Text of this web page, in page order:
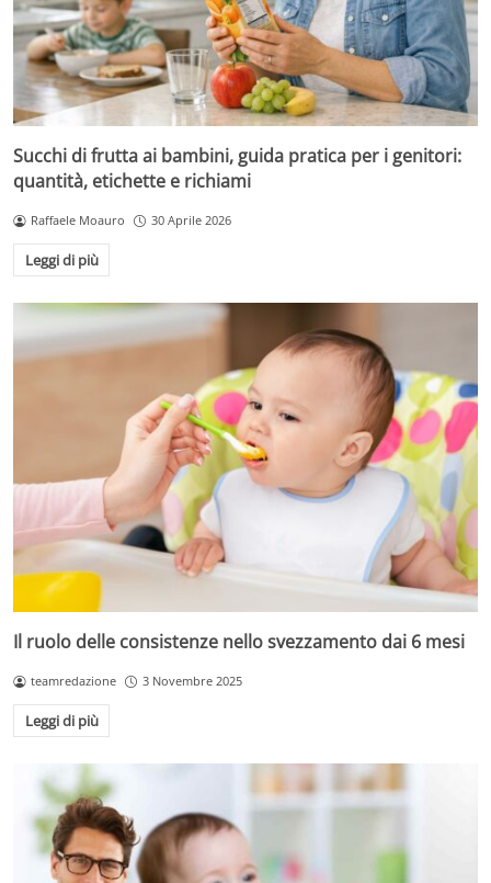
Succhi di frutta ai bambini, guida pratica per i genitori:
quantità, etichette e richiami
Raffaele Moauro 30 Aprile 2026
Leggi di più
Il ruolo delle consistenze nello svezzamento dai 6 mesi
teamredazione 3 Novembre 2025
Leggi di più